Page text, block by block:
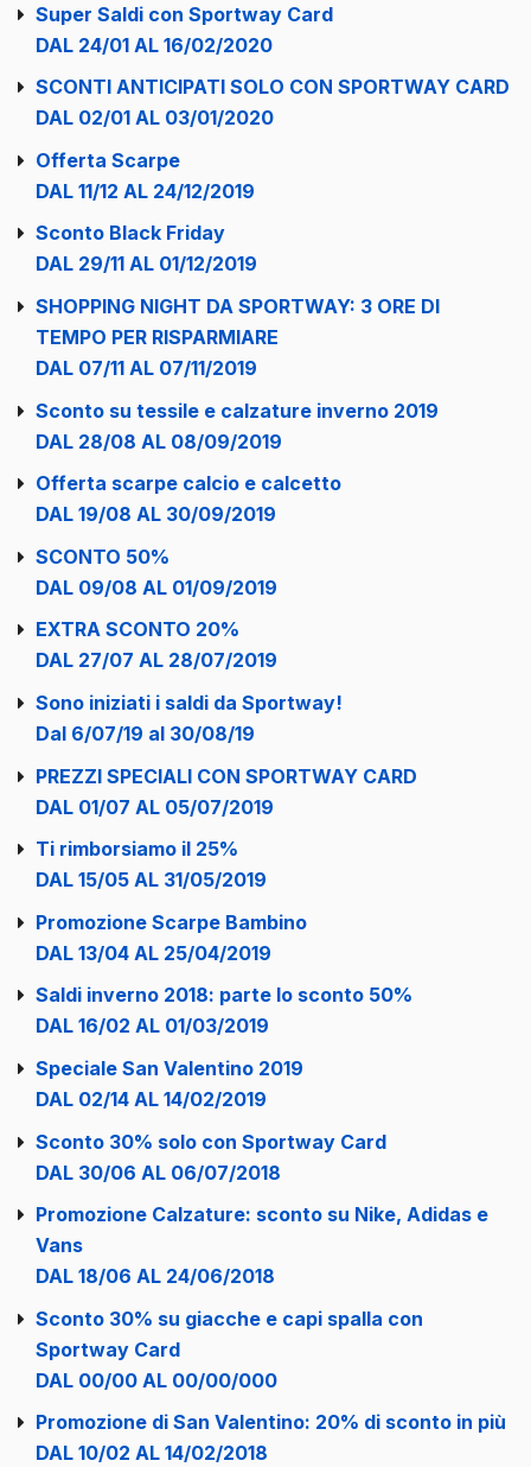
Super Saldi con Sportway Card
DAL 24/01 AL 16/02/2020
SCONTI ANTICIPATI SOLO CON SPORTWAY CARD
DAL 02/01 AL 03/01/2020
Offerta Scarpe
DAL 11/12 AL 24/12/2019
Sconto Black Friday
DAL 29/11 AL 01/12/2019
SHOPPING NIGHT DA SPORTWAY: 3 ORE DI
TEMPO PER RISPARMIARE
DAL 07/11 AL 07/11/2019
Sconto su tessile e calzature inverno 2019
DAL 28/08 AL 08/09/2019
Offerta scarpe calcio e calcetto
DAL 19/08 AL 30/09/2019
SCONTO 50%
DAL 09/08 AL 01/09/2019
EXTRA SCONTO 20%
DAL 27/07 AL 28/07/2019
Sono iniziati i saldi da Sportway!
Dal 6/07/19 al 30/08/19
PREZZI SPECIALI CON SPORTWAY CARD
DAL 01/07 AL 05/07/2019
Ti rimborsiamo il 25%
DAL 15/05 AL 31/05/2019
Promozione Scarpe Bambino
DAL 13/04 AL 25/04/2019
Saldi inverno 2018: parte lo sconto 50%
DAL 16/02 AL 01/03/2019
Speciale San Valentino 2019
DAL 02/14 AL 14/02/2019
Sconto 30% solo con Sportway Card
DAL 30/06 AL 06/07/2018
Promozione Calzature: sconto su Nike, Adidas e
Vans
DAL 18/06 AL 24/06/2018
Sconto 30% su giacche e capi spalla con
Sportway Card
DAL 00/00 AL 00/00/000
Promozione di San Valentino: 20% di sconto in più
DAL 10/02 AL 14/02/2018